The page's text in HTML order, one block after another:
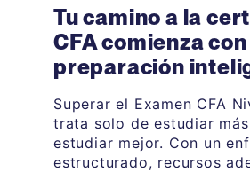
Tu camino a la
CFA comienza
preparación
Superar el Examen CFA
trata solo de estudiar
estudiar mejor. Con un
estructurado, recursos